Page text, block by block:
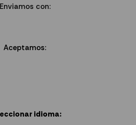
Enviamos con:
Aceptamos:
idioma: